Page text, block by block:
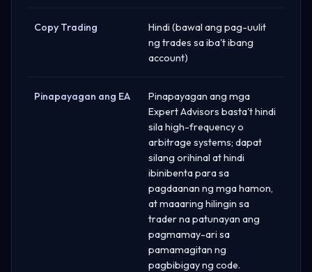
Copy Trading
Hindi (bawal ang pag-uulit
ng trades sa iba't ibang
account)
Pinapayagan ang EA
Pinapayagan ang mga
Expert Advisors basta't hindi
sila high-frequency o
arbitrage systems; dapat
silang orihinal at hindi
ibinibenta para sa
pagdaanan ng mga hamon,
at maaaring hilingin sa
trader na patunayan ang
pagmamay-ari sa
pamamagitan ng
pagbibigay ng code.